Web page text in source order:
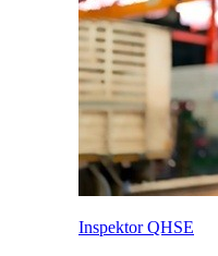
Inspektor QHSE